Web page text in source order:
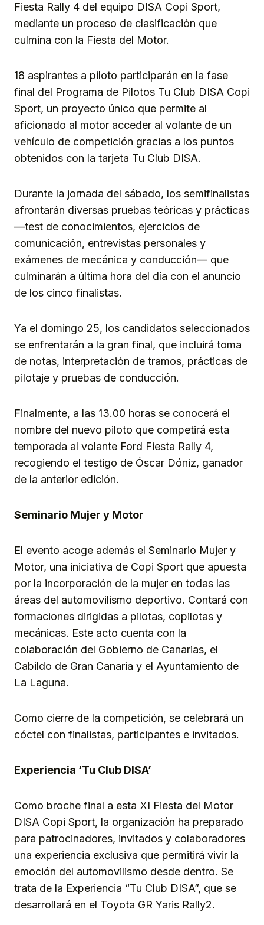
Fiesta Rally 4 del equipo DISA Copi Sport,
mediante un proceso de clasificación que
culmina con la Fiesta del Motor.
18 aspirantes a piloto participarán en la fase
final del Programa de Pilotos Tu Club DISA Copi
Sport, un proyecto único que permite al
aficionado al motor acceder al volante de un
vehículo de competición gracias a los puntos
obtenidos con la tarjeta Tu Club DISA.
Durante la jornada del sábado, los semifinalistas
afrontarán diversas pruebas teóricas y prácticas
—test de conocimientos, ejercicios de
comunicación, entrevistas personales y
exámenes de mecánica y conducción— que
culminarán a última hora del día con el anuncio
de los cinco finalistas.
Ya el domingo 25, los candidatos seleccionados
se enfrentarán a la gran final, que incluirá toma
de notas, interpretación de tramos, prácticas de
pilotaje y pruebas de conducción.
Finalmente, a las 13.00 horas se conocerá el
nombre del nuevo piloto que competirá esta
temporada al volante Ford Fiesta Rally 4,
recogiendo el testigo de Óscar Dóniz, ganador
de la anterior edición.
Seminario Mujer y Motor
El evento acoge además el Seminario Mujer y
Motor, una iniciativa de Copi Sport que apuesta
por la incorporación de la mujer en todas las
áreas del automovilismo deportivo. Contará con
formaciones dirigidas a pilotas, copilotas y
mecánicas. Este acto cuenta con la
colaboración del Gobierno de Canarias, el
Cabildo de Gran Canaria y el Ayuntamiento de
La Laguna.
Como cierre de la competición, se celebrará un
cóctel con finalistas, participantes e invitados.
Experiencia ‘Tu Club DISA’
Como broche final a esta XI Fiesta del Motor
DISA Copi Sport, la organización ha preparado
para patrocinadores, invitados y colaboradores
una experiencia exclusiva que permitirá vivir la
emoción del automovilismo desde dentro. Se
trata de la Experiencia “Tu Club DISA”, que se
desarrollará en el Toyota GR Yaris Rally2.